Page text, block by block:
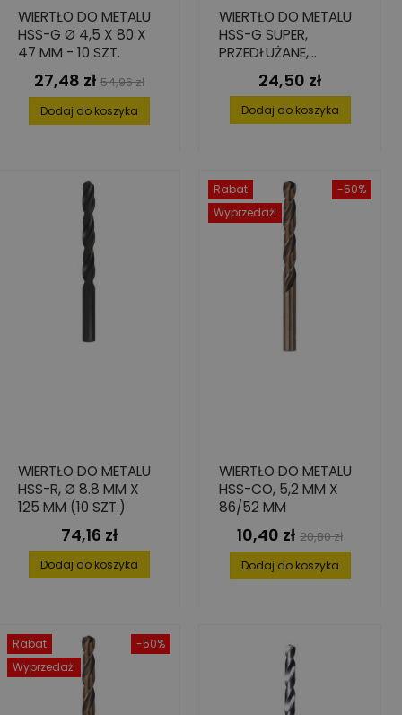
WIERTŁO DO METALU
HSS-G Ø 4,5 X 80 X
47 MM - 10 SZT.
Cena
27,48 zł Cena
podstawowa
54,96 zł
Dodaj do koszyka
WIERTŁO DO METALU
HSS-G SUPER,
PRZEDŁUŻANE,
8,5X109/165
Cena
24,50 zł
Dodaj do koszyka
WIERTŁO DO METALU
HSS-R, Ø 8.8 MM X
125 MM (10 SZT.)
Cena
74,16 zł
Dodaj do koszyka
-50%
Rabat
Wyprzedaż!
WIERTŁO DO METALU
HSS-CO, 5,2 MM X
86/52 MM
Cena
10,40 zł Cena
podstawowa
20,80 zł
Dodaj do koszyka
-50%
Rabat
Wyprzedaż!